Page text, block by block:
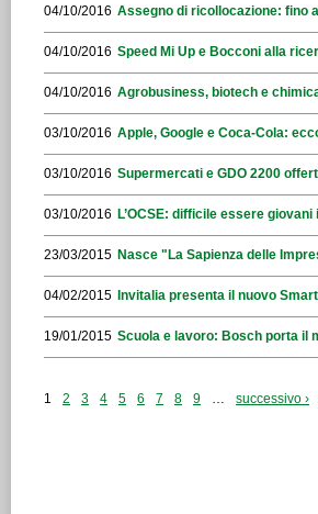
04/10/2016 Assegno di ricollocazione: fino
04/10/2016 Speed Mi Up e Bocconi alla
04/10/2016 Agrobusiness, biotech e
03/10/2016 Apple, Google e Coca-Cola:
03/10/2016 Supermercati e GDO 2200
03/10/2016 L’OCSE: difficile essere
23/03/2015 Nasce "La Sapienza delle
04/02/2015 Invitalia presenta il nuovo
19/01/2015 Scuola e lavoro: Bosch porta il
1 2 3 4 5 6 7 8 9 … successivo ›